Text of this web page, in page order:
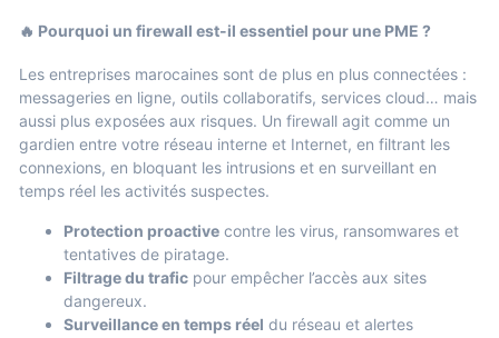
🔥 Pourquoi un firewall est-il essentiel pour une PME ?
Les entreprises marocaines sont de plus en plus connectées :
messageries en ligne, outils collaboratifs, services cloud… mais
aussi plus exposées aux risques. Un firewall agit comme un
gardien entre votre réseau interne et Internet, en filtrant les
connexions, en bloquant les intrusions et en surveillant en
temps réel les activités suspectes.
Protection proactive contre les virus, ransomwares et
tentatives de piratage.
Filtrage du trafic pour empêcher l’accès aux sites
dangereux.
Surveillance en temps réel du réseau et alertes